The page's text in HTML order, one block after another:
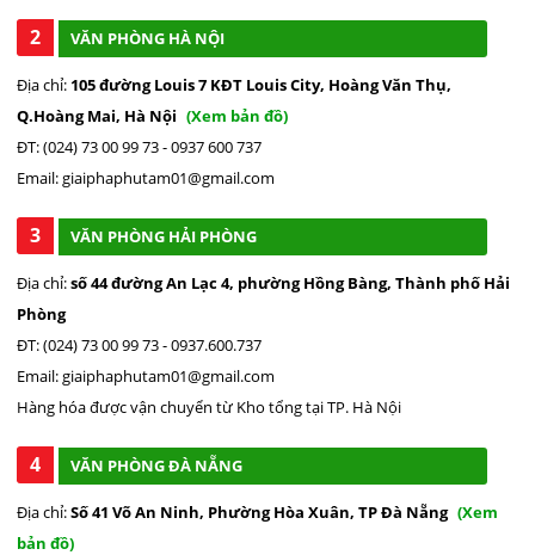
2 VĂN PHÒNG HÀ NỘI
Địa chỉ: 105 đường Louis 7 KĐT Louis City, Hoàng Văn Thụ,
Q.Hoàng Mai, Hà Nội (Xem bản đồ)
ĐT: (024) 73 00 99 73 - 0937 600 737
Email: giaiphaphutam01@gmail.com
3 VĂN PHÒNG HẢI PHÒNG
Địa chỉ:số 44 đường An Lạc 4, phường Hồng Bàng, Thành phố Hải
Phòng
ĐT: (024) 73 00 99 73 - 0937.600.737
Email: giaiphaphutam01@gmail.com
Hàng hóa được vận chuyển từ Kho tổng tại TP. Hà Nội
4 VĂN PHÒNG ĐÀ NẴNG
Địa chỉ:Số 41 Võ An Ninh, Phường Hòa Xuân, TP Đà Nẵng (Xem
bản đồ)